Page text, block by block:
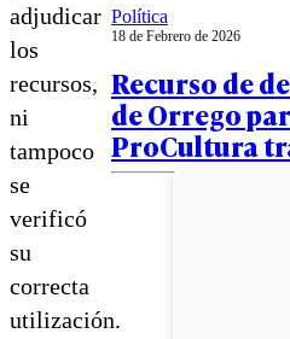
adjudicar
los
recursos,
ni
tampoco
se
verificó
su
correcta
utilización.
Política
18 de Febrero de 2026
Recurso de
de Orrego
ProCultura